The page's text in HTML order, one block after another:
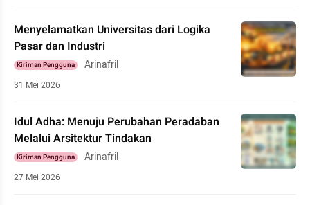
Menyelamatkan Universitas dari Logika
Pasar dan Industri
Kiriman Pengguna Arinafril
31 Mei 2026
Idul Adha: Menuju Perubahan Peradaban
Melalui Arsitektur Tindakan
Kiriman Pengguna Arinafril
27 Mei 2026